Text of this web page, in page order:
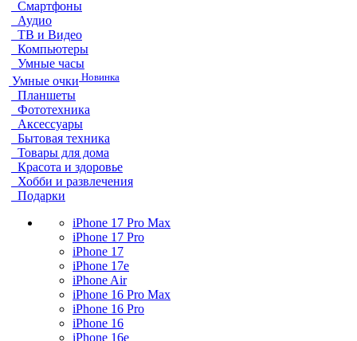
Смартфоны
Аудио
ТВ и Видео
Компьютеры
Умные часы
Умные очки Новинка
Планшеты
Фототехника
Аксессуары
Бытовая техника
Товары для дома
Красота и здоровье
Хобби и развлечения
Подарки
iPhone 17 Pro Max
iPhone 17 Pro
iPhone 17
iPhone 17e
iPhone Air
iPhone 16 Pro Max
iPhone 16 Pro
iPhone 16
iPhone 16e